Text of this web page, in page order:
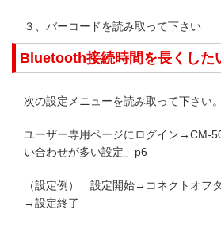
３、バーコードを読み取って下さい
Bluetooth接続時間を長くした
次の設定メニューを読み取って下さい。
ユーザー専用ページにログイン→CM-
い合わせが多い設定」p6
（設定例） 設定開始→コネクトオフ
→設定終了